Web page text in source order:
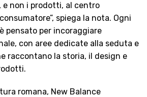
e non i prodotti, al centro
spiega la nota. Ogni
pensato per incoraggiare
con aree dedicate alla seduta e
raccontano la storia, il design e
romana, New Balance